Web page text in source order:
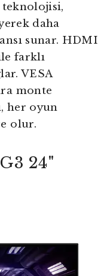
teknolojisi,
daha
sunar. HDMI
farklı
VESA
monte
her oyun
olur.
24"